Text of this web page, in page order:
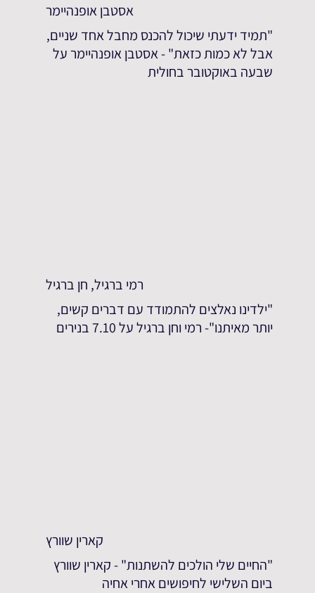
אסטבן אופנהיימר
"תמיד ידעתי שיכול להכנס מחבל אחד שניים,
אבל לא כמות כזאת" - אסטבן אופנהיימר על
שבעה באוקטובר בחולית
רמי ברגיל, חן ברגיל
"ילדינו נאלצים להתמודד עם דברים קשים,
יותר מאיתנו"- רמי וחן ברגיל על 7.10 בנירים
קארין שוורץ
"החיים שלי הולכים להשתנות" - קארין שוורץ
ביום השלישי לחיפושים אחרי אחיה